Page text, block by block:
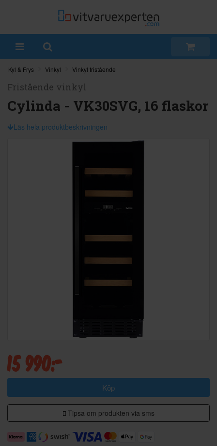
Kyl & Frys Vinkyl Vinkyl fristående
Fristående vinkyl
Cylinda - VK30SVG, 16 flaskor
Läs hela produktbeskrivningen
15 990:-
Köp
Tipsa om produkten via sms